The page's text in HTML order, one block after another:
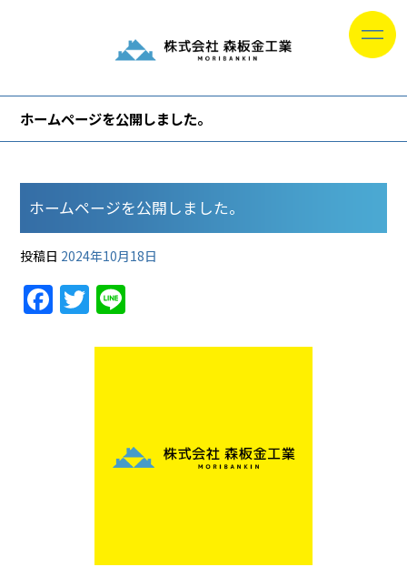
ホームページを公開しました。
ホームページを公開しました。
投稿日 2024年10月18日
F T
itte